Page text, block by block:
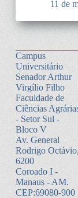
11 de
Campus
Universitário
Senador Arthur
Virgílio Filho
Faculdade de
Ciências
- Setor Sul -
Bloco V
Av. General
Rodrigo Octávio,
6200
Coroado I -
Manaus - AM.
CEP:69080-900